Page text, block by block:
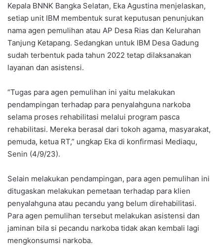
Kepala BNNK Bangka Selatan, Eka Agustina menjelaskan,
setiap unit IBM membentuk surat keputusan penunjukan
nama agen pemulihan atau AP Desa Rias dan Kelurahan
Tanjung Ketapang. Sedangkan untuk IBM Desa Gadung
sudah terbentuk pada tahun 2022 tetap dilaksanakan
layanan dan asistensi.
“Tugas para agen pemulihan ini yaitu melakukan
pendampingan terhadap para penyalahguna narkoba
selama proses rehabilitasi melalui program pasca
rehabilitasi. Mereka berasal dari tokoh agama, masyarakat,
pemuda, ketua RT,” ungkap Eka di konfirmasi Mediaqu,
Senin (4/9/23).
Selain melakukan pendampingan, para agen pemulihan ini
ditugaskan melakukan pemetaan terhadap para klien
penyalahguna atau pecandu yang belum direhabilitasi.
Para agen pemulihan tersebut melakukan asistensi dan
jaminan bila si pecandu narkoba tidak akan kembali lagi
mengkonsumsi narkoba.